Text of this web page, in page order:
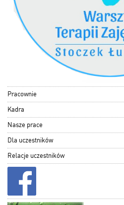
Pracownie
Kadra
Nasze prace
Dla uczestników
Relacje uczestników